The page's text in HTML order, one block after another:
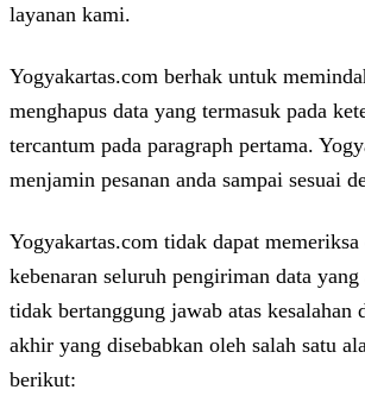
layanan kami.
Yogyakartas.com berhak untuk
menghapus data yang termasuk pada
tercantum pada paragraph pertama.
menjamin pesanan anda sampai sesuai
Yogyakartas.com tidak dapat
kebenaran seluruh pengiriman data
tidak bertanggung jawab atas kesalahan
akhir yang disebabkan oleh salah satu
berikut: